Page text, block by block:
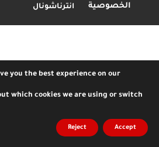
الخصوصية
انترناشونال
you the best experience on our
which cookies we are using or switch
Accept
Reject